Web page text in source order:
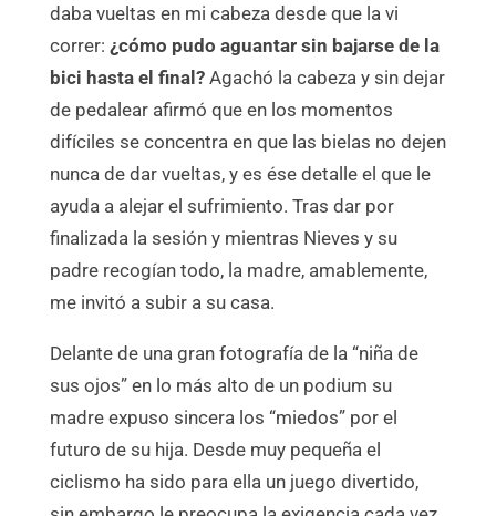
daba vueltas en mi cabeza desde que la vi
correr: ¿cómo pudo aguantar sin bajarse de la
bici hasta el final?Agachó la cabeza y sin dejar
de pedalear afirmó que en los momentos
difíciles se concentra en que las bielas no dejen
nunca de dar vueltas, y es ése detalle el que le
ayuda a alejar el sufrimiento. Tras dar por
finalizada la sesión y mientras Nieves y su
padre recogían todo, la madre, amablemente,
me invitó a subir a su casa.
Delante de una gran fotografía de la “niña de
sus ojos” en lo más alto de un podium su
madre expuso sincera los “miedos” por el
futuro de su hija. Desde muy pequeña el
ciclismo ha sido para ella un juego divertido,